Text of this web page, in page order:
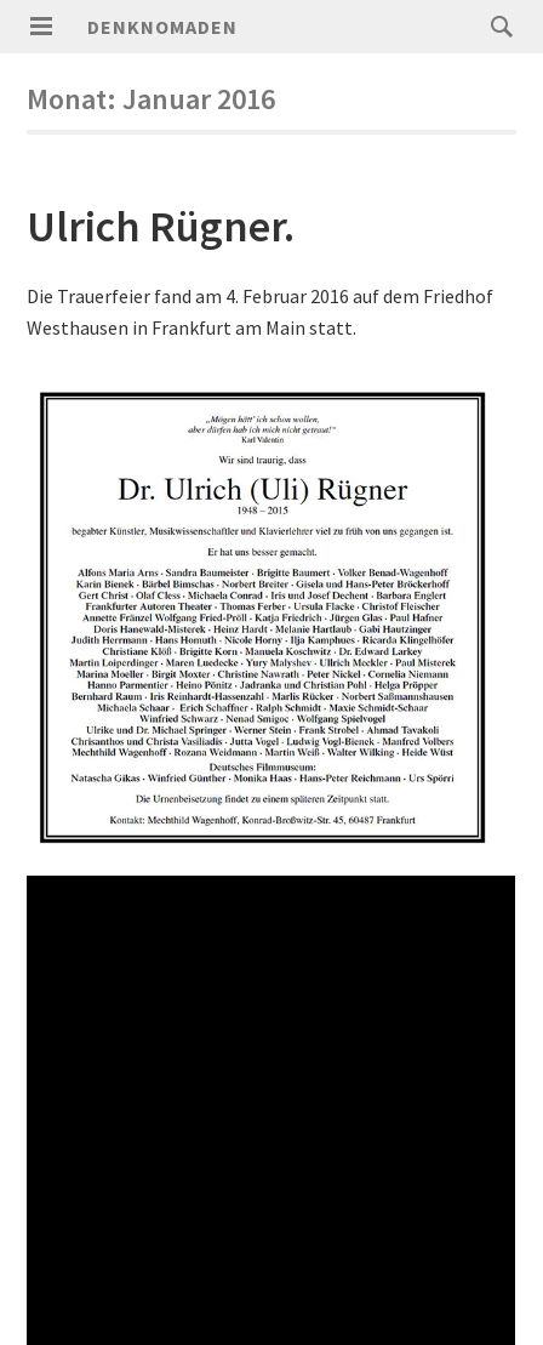
DENKNOMADEN
Monat:Januar 2016
Ulrich Rügner.
Die Trauerfeier fand am 4. Februar 2016 auf dem Friedhof
Westhausen in Frankfurt am Main statt.